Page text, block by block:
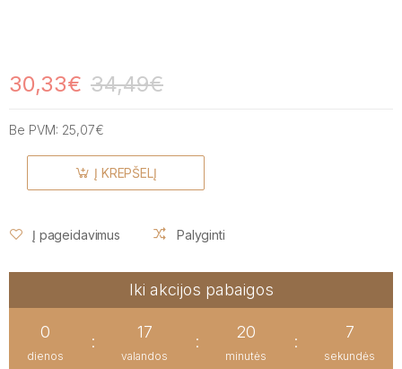
30,33€ 34,49€
Be PVM: 25,07€
Į KREPŠELĮ
Į pageidavimus Palyginti
Iki akcijos pabaigos
0
dienos
:
17
valandos
:
20
minutės
:
6
sekundės